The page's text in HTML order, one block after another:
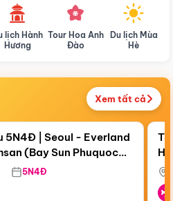
lịch Hành
Hương
Tour Hoa Anh
Đào
Du lịch Mùa
Hè
Xem tất cả
Điểm nổi bật
5N4Đ | Seoul - Everland
(Bay Sun Phuquoc
5N4Đ